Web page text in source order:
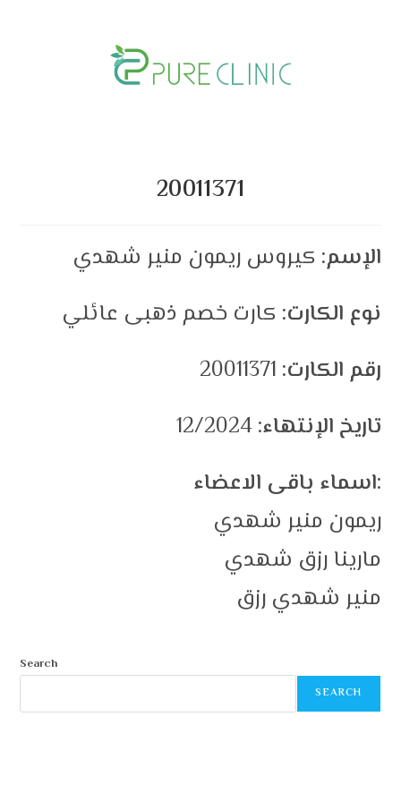
20011371
الإسم: كيروس ريمون منير شهدي
نوع الكارت: كارت خصم ذهبى عائلي
رقم الكارت:
تاريخ الإنتهاء:
اسماء باقى الاعضاء:
ريمون منير شهدي
مارينا رزق شهدي
منير شهدي رزق
Search
SEARCH